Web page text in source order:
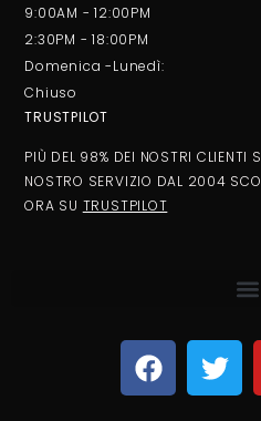
9:00AM - 12:00PM
2:30PM - 18:00PM
Domenica -Lunedì:
Chiuso
TRUSTPILOT
PIÙ DEL 98% DEI NOSTRI CLIENTI
NOSTRO SERVIZIO DAL 2004
ORA SU TRUSTPILOT